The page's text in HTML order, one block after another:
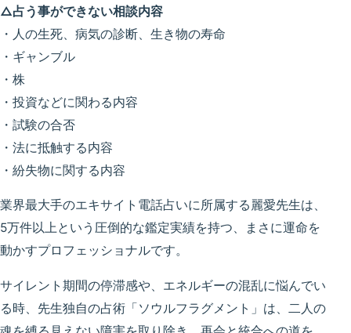
△占う事ができない相談内容
・人の生死、病気の診断、生き物の寿命
・ギャンブル
・株
・投資などに関わる内容
・試験の合否
・法に抵触する内容
・紛失物に関する内容
業界最大手のエキサイト電話占いに所属する麗愛先生は、
5万件以上という圧倒的な鑑定実績を持つ、まさに運命を
動かすプロフェッショナルです。
サイレント期間の停滞感や、エネルギーの混乱に悩んでい
る時、先生独自の占術「ソウルフラグメント」は、二人の